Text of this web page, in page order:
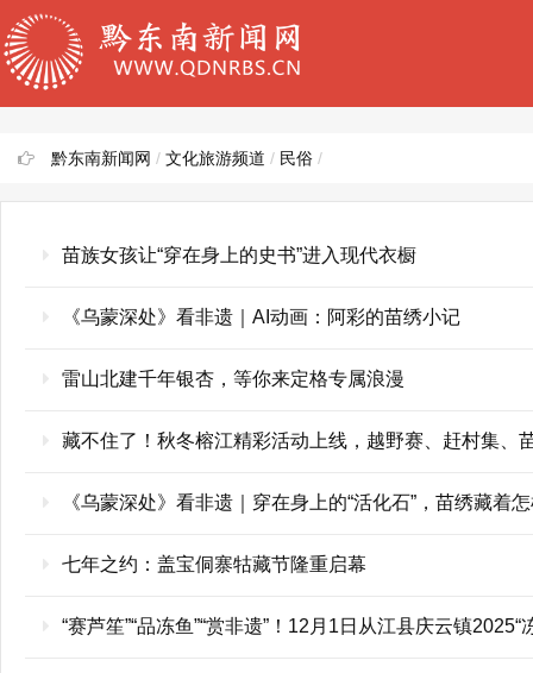
黔东南新闻网 / 文化旅游频道 / 民俗 /
苗族女孩让“穿在身上的史书”进入现代衣橱
《乌蒙深处》看非遗｜AI动画：阿彩的苗绣小记
雷山北建千年银杏，等你来定格专属浪漫
藏不住了！秋冬榕江精彩活动上线，越野赛、赶村集、
《乌蒙深处》看非遗｜穿在身上的“活化石”，苗绣藏着
七年之约：盖宝侗寨牯藏节隆重启幕
“赛芦笙”“品冻鱼”“赏非遗”！12月1日从江县庆云镇